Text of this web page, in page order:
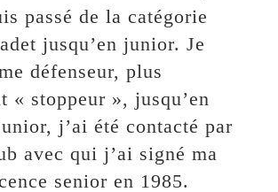
passé de la catégorie
jusqu’en junior. Je
défenseur, plus
« stoppeur », jusqu’en
j’ai été contacté par
avec qui j’ai signé ma
senior en 1985.